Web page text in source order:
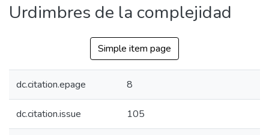
Urdimbres de la complejidad
Simple item page
dc.citation.epage 8
dc.citation.issue 105